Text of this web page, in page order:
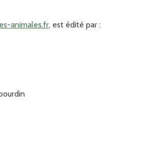
animales.fr, est édité par :